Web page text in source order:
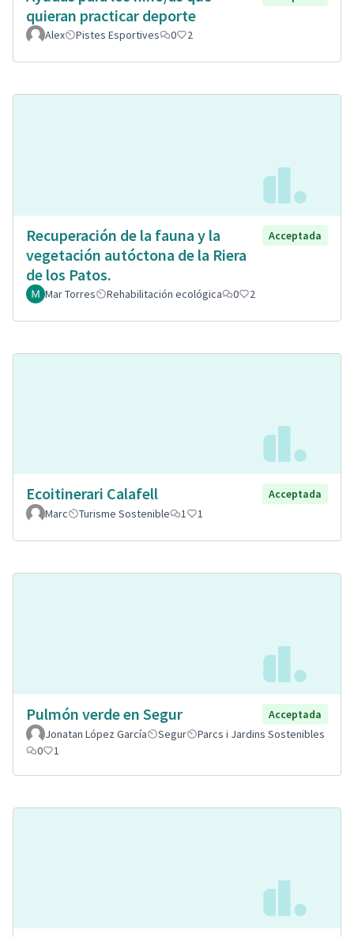
quieran practicar deporte
Alex Pistes Esportives 0 2
Recuperación de la fauna y la
vegetación autóctona de la Riera
de los Patos.
Acceptada
Mar Torres Rehabilitación ecológica 0 2
Ecoitinerari Calafell
Acceptada
Marc
Turisme Sostenible 1 1
Pulmón verde en Segur
Acceptada
Jonatan López García
Segur
Parcs i Jardins Sostenibles
0
1